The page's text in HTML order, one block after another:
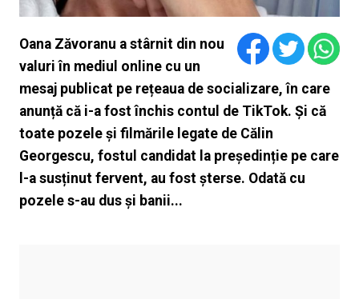
Oana Zăvoranu a stârnit din nou
valuri în mediul online cu un
mesaj publicat pe rețeaua de socializare, în care
anunță că i-a fost închis contul de TikTok. Și că
toate pozele și filmările legate de Călin
Georgescu, fostul candidat la președinție pe care
l-a susținut fervent, au fost șterse. Odată cu
pozele s-au dus și banii...